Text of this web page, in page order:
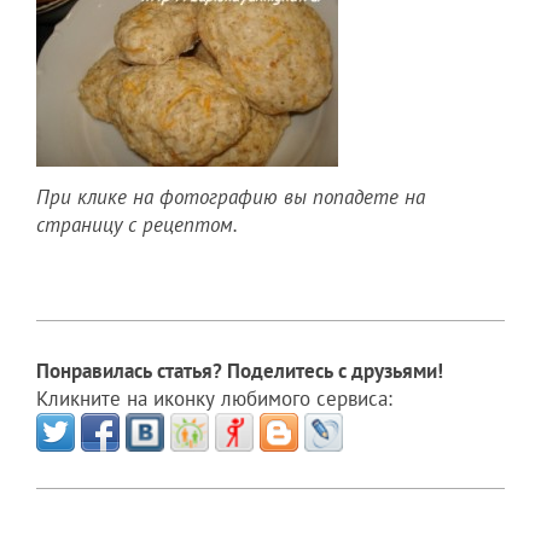
При клике на фотографию вы попадете на
страницу с рецептом.
Понравилась статья? Поделитесь с друзьями!
Кликните на иконку любимого сервиса: